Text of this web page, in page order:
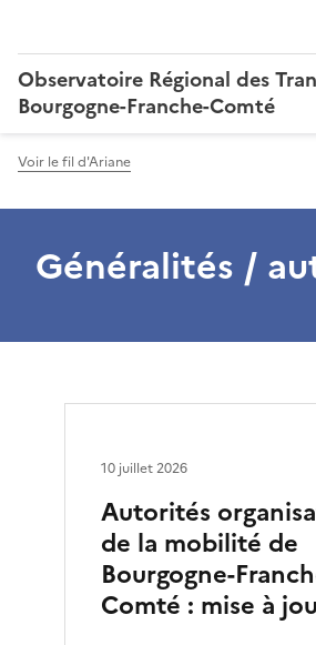
Observatoire Régional des
Bourgogne-Franche-Comté
Voir le fil d'Ariane
Généralités /
Autorités
de la mobilité de
Bourgogne-
Comté : mise à
10 juillet 2026